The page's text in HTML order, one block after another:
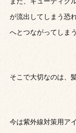
が流出してしまう恐
へとつながってしま
そこで大切なのは、
今は紫外線対策用ア